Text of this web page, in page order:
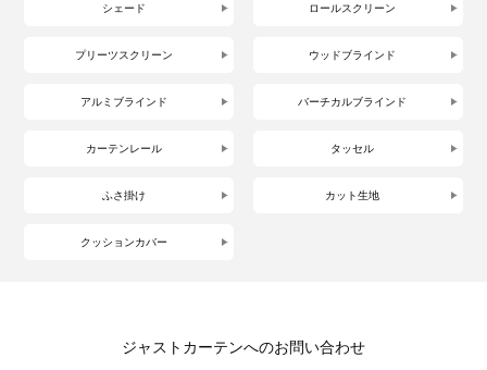
シェード ロールスクリーン
プリーツスクリーン ウッドブラインド
アルミブラインド バーチカルブラインド
カーテンレール タッセル
ふさ掛け カット生地
クッションカバー
ジャストカーテンへのお問い合わせ